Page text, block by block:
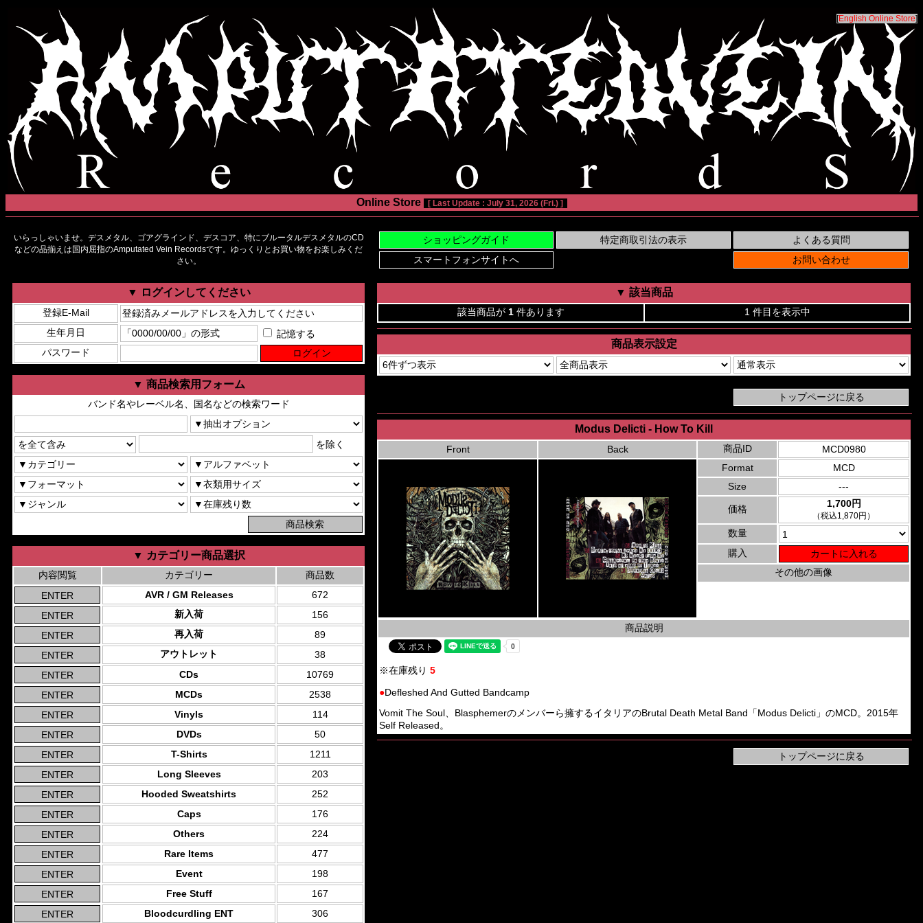
[English Online Store]
Online Store [ Last Update : July 31, 2026 (Fri.) ]
いらっしゃいませ。デスメタル、ゴアグラインド、デスコア、特にブルータルデスメタルのCD
などの品揃えは国内屈指のAmputated Vein Recordsです。ゆっくりとお買い物をお楽しみくだ
さい。
▼ ログインしてください
登録E-Mail
生年月日
記憶する
パスワード
▼ 商品検索用フォーム
バンド名やレーベル名、国名などの検索ワード
を除く
▼ カテゴリー商品選択
内容閲覧 カテゴリー
商品数
AVR / GM Releases
672
新入荷
156
再入荷
89
アウトレット
38
CDs
10769
MCDs
2538
Vinyls
114
DVDs
50
T-Shirts
1211
Long Sleeves
203
Hooded Sweatshirts
252
Caps
176
Others
224
Rare Items
477
Event
198
Free Stuff
167
Bloodcurdling ENT
306
▼ 該当商品
該当商品が 1 件あります 1 件目を表示中
商品表示設定
Modus Delicti - How To Kill
Front Back 商品ID
MCD0980
Format
MCD
Size
---
価格 1,700円
（税込1,870円）
数量
購入
その他の画像
商品説明
※在庫残り 5
●Defleshed And Gutted Bandcamp
Vomit The Soul、Blasphemerのメンバーら擁するイタリアのBrutal Death Metal Band「Modus Delicti」のMCD。2015年
Self Released。